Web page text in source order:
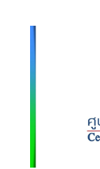
ร่วมกันที่จะมุ่งพั
Free
2569 และได้เ
นักศึกษาแพทย์
ศรีสวางควัฒน
นศพ.เอง